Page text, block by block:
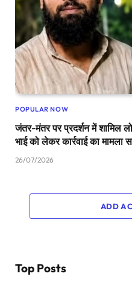
POPULAR NOW
जंतर-मंतर पर प्रदर्शन में शामिल
भाई को लेकर कार्रवाई का मामला
26/07/2026
ADD A
Top Posts